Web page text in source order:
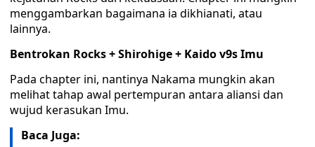
menggambarkan bagaimana ia dikhianati, atau
lainnya.
Bentrokan Rocks + Shirohige + Kaido v9s Imu
Pada chapter ini, nantinya Nakama mungkin akan
melihat tahap awal pertempuran antara aliansi dan
wujud kerasukan Imu.
Baca Juga: